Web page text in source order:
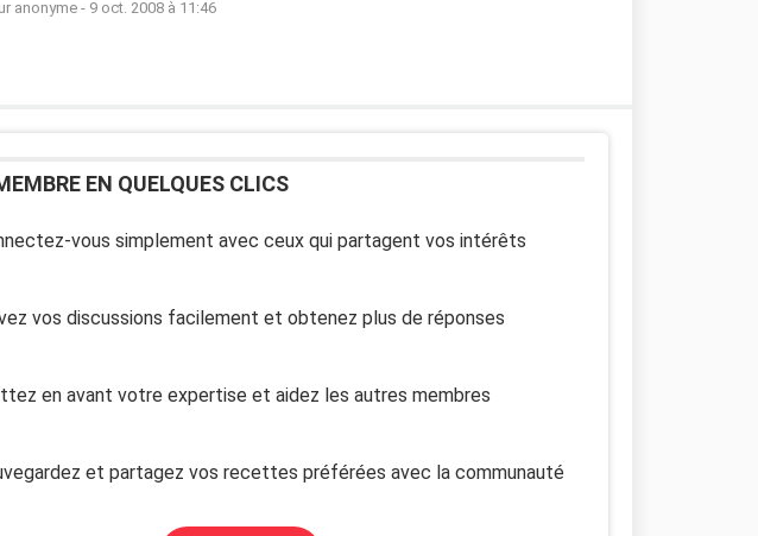
anonyme - 9 oct. 2008 à 11:46
EN QUELQUES CLICS
vous simplement avec ceux qui partagent vos intérêts
vos discussions facilement et obtenez plus de réponses
en avant votre expertise et aidez les autres membres
et partagez vos recettes préférées avec la communauté